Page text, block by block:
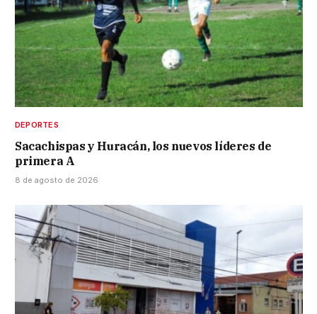
DEPORTES
Sacachispas y Huracán, los nuevos líderes de
primera A
8 de agosto de 2026